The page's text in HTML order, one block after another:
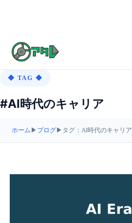
◆ TAG ◆
#AI時代のキャリア
ホーム ▶ ブログ▶ タグ：AI時代のキャリア